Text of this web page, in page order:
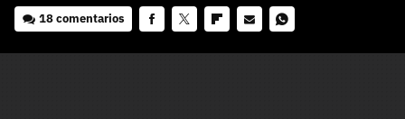
18 comentarios
¿Ya tienes cuenta?